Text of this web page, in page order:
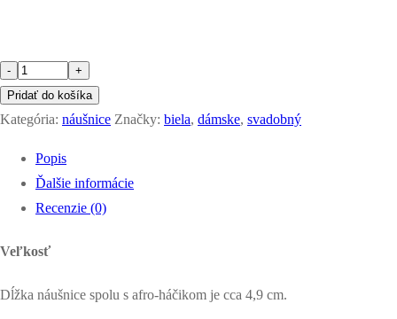
množstvo
snehová
kráľovná
swarovski
-
+
Pridať do košíka
Kategória: náušnice Značky: biela, dámske, svadobný
Popis
Ďalšie informácie
Recenzie (0)
Veľkosť
Dĺžka náušnice spolu s afro-háčikom je cca 4,9 cm.